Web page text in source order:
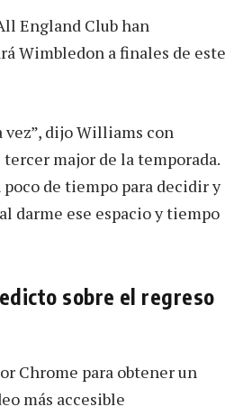
England Club han
Wimbledon a finales de este
vez”, dijo Williams con
major de la temporada.
poco de tiempo para decidir y
darme ese espacio y tiempo
sobre el regreso
Chrome para obtener un
más accesible